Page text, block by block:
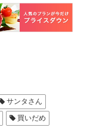
サンタさん
買いだめ